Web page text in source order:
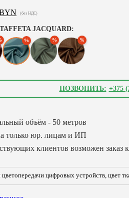
Текущая
2.43 BYN.
(без НДС)
JACQUARD:
ПОЗВОНИТЬ: +375
объём - 50 метров
только юр. лицам и ИП
клиентов возможен заказ
цифровых устройств, цвет